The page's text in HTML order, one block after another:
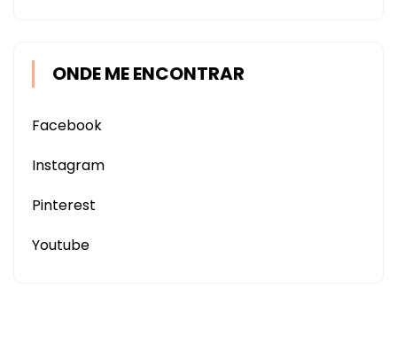
ONDE ME ENCONTRAR
Facebook
Instagram
Pinterest
Youtube